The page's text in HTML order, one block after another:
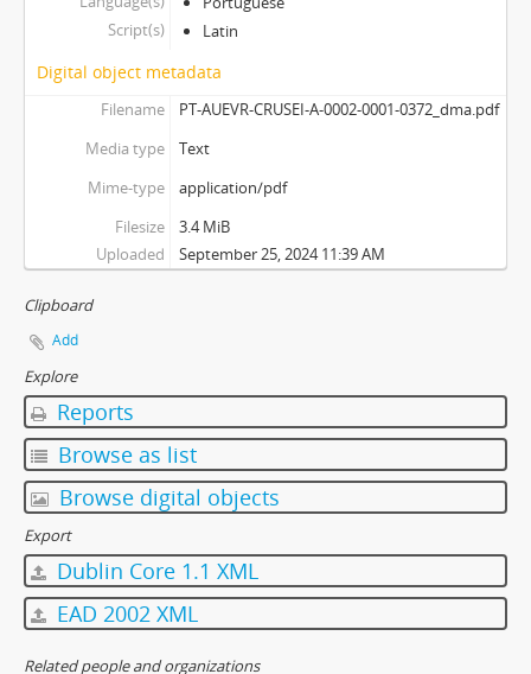
Script(s)
Latin
Digital object metadata
Filename
PT-AUEVR-CRUSEI-A-0002-0001-0372_dma.pdf
Media type
Text
Mime-type
application/pdf
Filesize
3.4 MiB
Uploaded
September 25, 2024 11:39 AM
Clipboard
Add
Explore
Reports
Browse as list
Browse digital objects
Export
Dublin Core 1.1 XML
EAD 2002 XML
Related people and organizations